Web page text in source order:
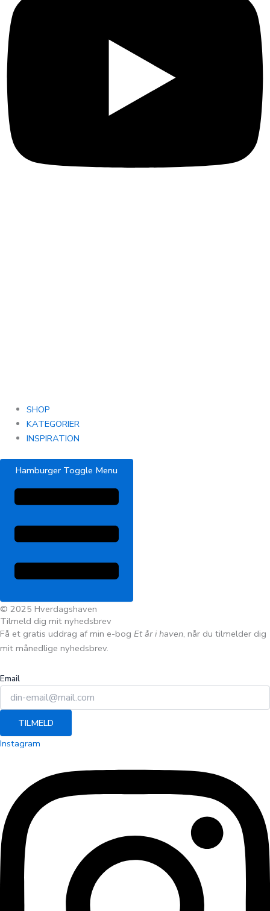
SHOP
KATEGORIER
INSPIRATION
Hamburger Toggle Menu
© 2025 Hverdagshaven
Tilmeld dig mit nyhedsbrev
Få et gratis uddrag af min e-bog Et år i haven, når du tilmelder dig
mit månedlige nyhedsbrev.
Email
TILMELD
Instagram